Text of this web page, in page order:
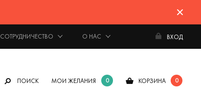
СОТРУДНИЧЕСТВО О НАС ВХОД
ПОИСК МОИ ЖЕЛАНИЯ 0 КОРЗИНА 0